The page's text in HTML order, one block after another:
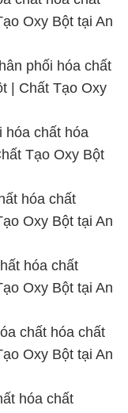
chất hóa
Tạo Oxy Bột
hóa chất
Oxy Bột tại An
hóa chất
Oxy Bột tại An
chất hóa chất
Oxy Bột tại An
hóa chất
Oxy Bột tại An
TY HÓA CHẤT